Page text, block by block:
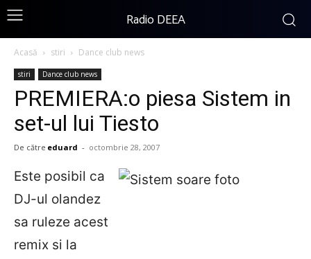
Radio DEEA
Acasă stiri Dance club news
stiri Dance club news
PREMIERA:o piesa Sistem in
set-ul lui Tiesto
De către eduard - octombrie 28, 2007
Este posibil ca
DJ-ul olandez
sa ruleze acest
remix si la